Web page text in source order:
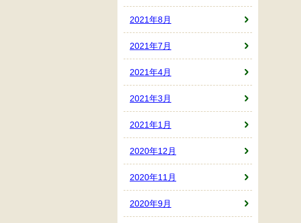
2021年8月
2021年7月
2021年4月
2021年3月
2021年1月
2020年12月
2020年11月
2020年9月